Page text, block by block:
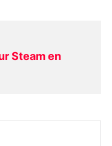
Steam en